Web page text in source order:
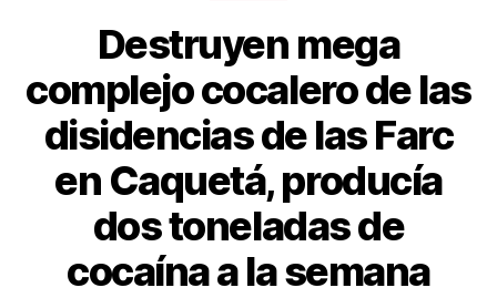
Destruyen mega
complejo cocalero de las
disidencias de las Farc
en Caquetá, producía
dos toneladas de
cocaína a la semana